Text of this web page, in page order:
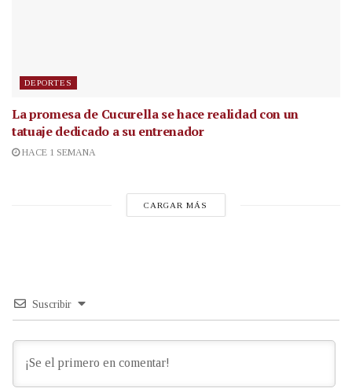
DEPORTES
La promesa de Cucurella se hace realidad con un
tatuaje dedicado a su entrenador
HACE 1 SEMANA
CARGAR MÁS
Suscribir